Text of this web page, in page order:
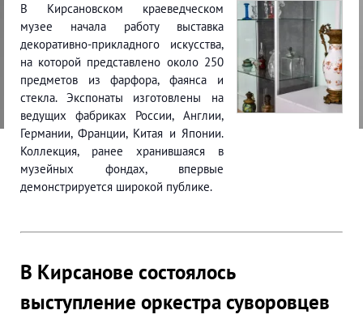
В Кирсановском краеведческом
музее начала работу выставка
декоративно-прикладного искусства,
на которой представлено около 250
предметов из фарфора, фаянса и
стекла. Экспонаты изготовлены на
ведущих фабриках России, Англии,
Германии, Франции, Китая и Японии.
Коллекция, ранее хранившаяся в
музейных фондах, впервые
демонстрируется широкой публике.
В Кирсанове состоялось
выступление оркестра суворовцев